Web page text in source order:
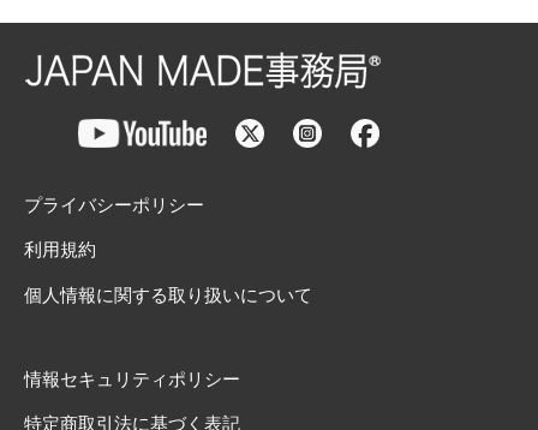
プライバシーポリシー
利用規約
個人情報に関する取り扱いについて
情報セキュリティポリシー
特定商取引法に基づく表記